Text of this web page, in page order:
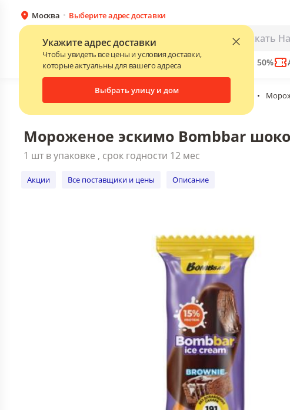
Москва Выберите адрес доставки
Укажите адрес доставки
Чтобы увидеть все цены и условия доставки,
которые актуальны для вашего адреса
Выбрать улицу и дом
Каталог
БрендыПрайс-листы поставщиков Скидки до 50%
Каталог • Мороженое • Полезное мороженое •
Мороженое эскимо Bombbar шоколадный
1 шт в упаковке , срок годности 12 мес
Акции Все поставщики и цены
Мороженое эскимо Bombbar
1 шт в упаковке , срок годности 12 мес
Акции Все поставщики и цены Описание